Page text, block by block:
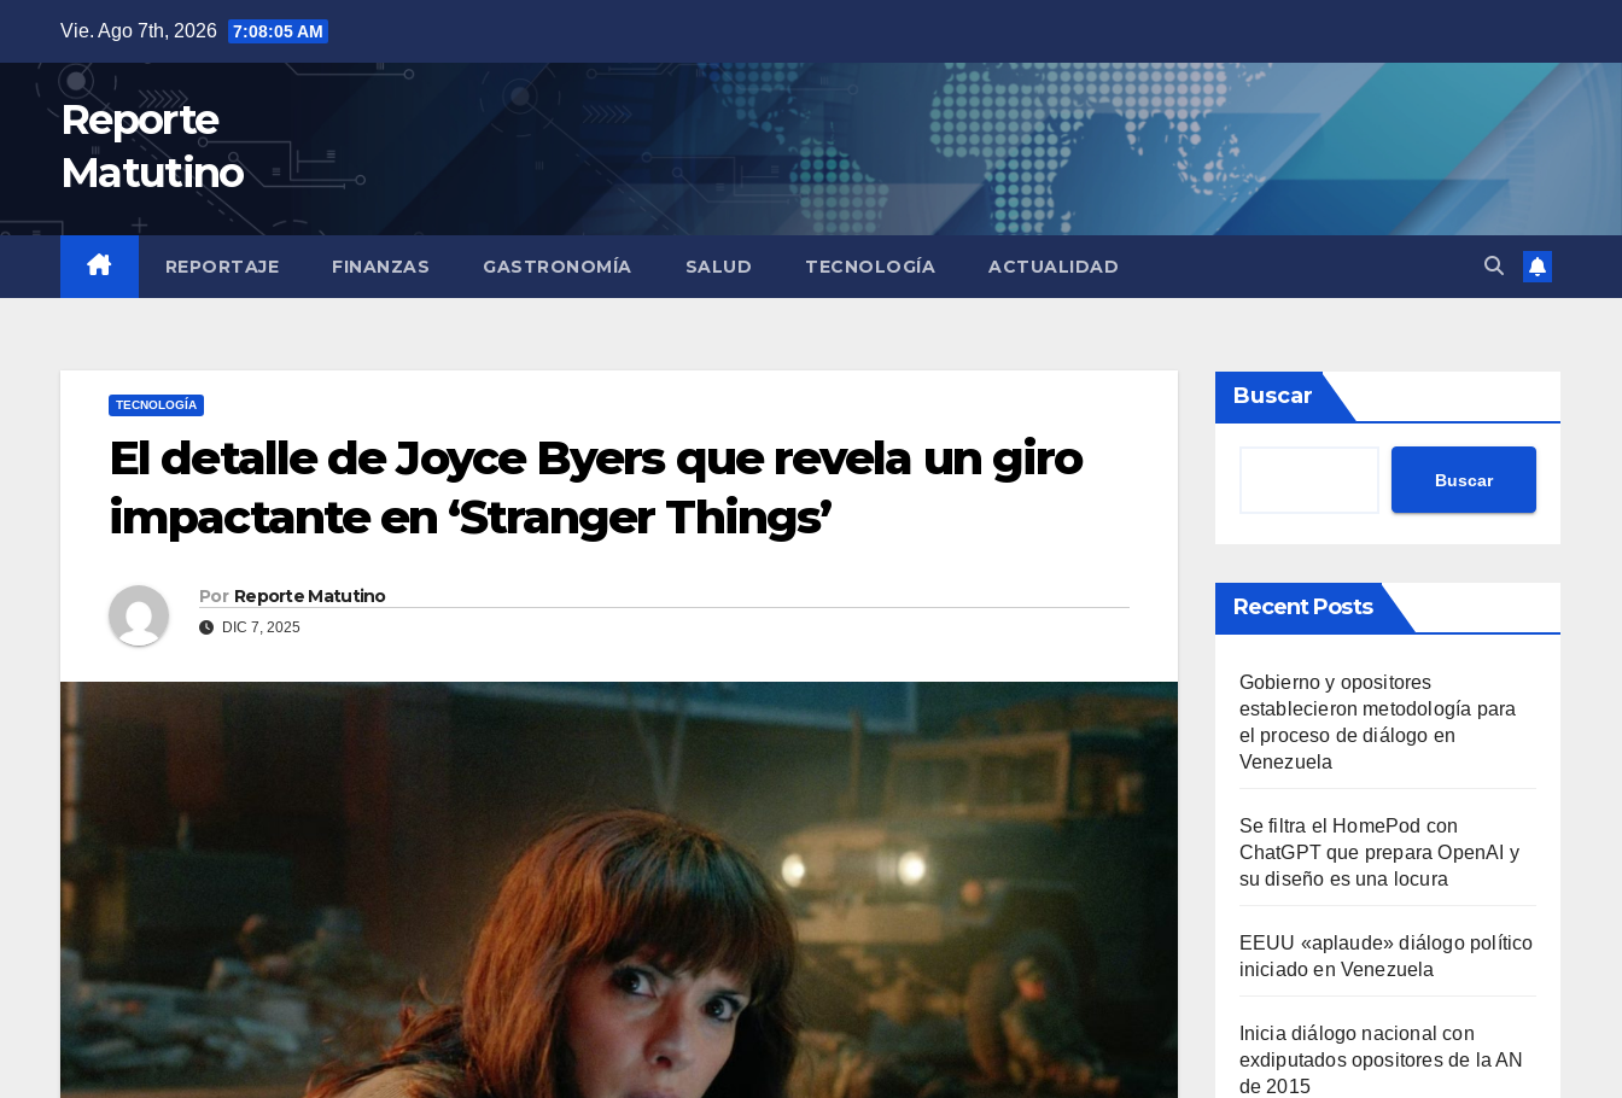
contenido
Vie. Ago 7th, 2026 7:08:08 AM
Reporte
Matutino
REPORTAJE FINANZAS GASTRONOMÍA SALUD TECNOLOGÍA ACTUALIDAD
TECNOLOGÍA
El detalle de Joyce Byers que revela un giro
impactante en ‘Stranger Things’
Por Reporte Matutino
DIC 7, 2025
Buscar
Buscar
Recent Posts
Gobierno y opositores
establecieron metodología para
el proceso de diálogo en
Venezuela
Se filtra el HomePod con
ChatGPT que prepara OpenAI y
su diseño es una locura
EEUU «aplaude» diálogo político
iniciado en Venezuela
Inicia diálogo nacional con
exdiputados opositores de la AN
de 2015